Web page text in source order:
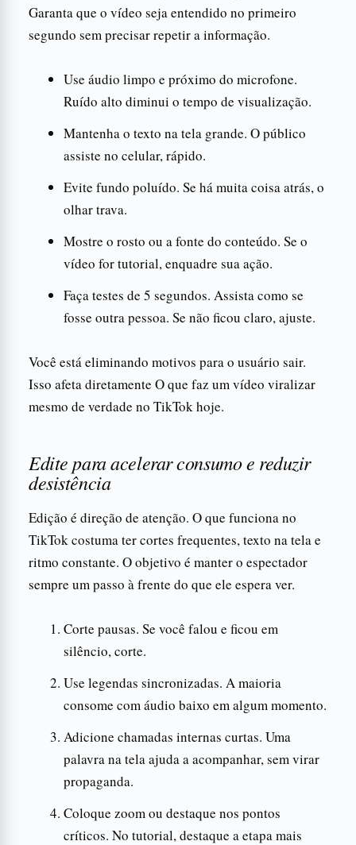
Garanta que o vídeo seja entendido no primeiro
segundo sem precisar repetir a informação.
Use áudio limpo e próximo do microfone.
Ruído alto diminui o tempo de visualização.
Mantenha o texto na tela grande. O público
assiste no celular, rápido.
Evite fundo poluído. Se há muita coisa atrás, o
olhar trava.
Mostre o rosto ou a fonte do conteúdo. Se o
vídeo for tutorial, enquadre sua ação.
Faça testes de 5 segundos. Assista como se
fosse outra pessoa. Se não ficou claro, ajuste.
Você está eliminando motivos para o usuário sair.
Isso afeta diretamente O que faz um vídeo viralizar
mesmo de verdade no TikTok hoje.
Edite para acelerar consumo e reduzir
desistência
Edição é direção de atenção. O que funciona no
TikTok costuma ter cortes frequentes, texto na tela e
ritmo constante. O objetivo é manter o espectador
sempre um passo à frente do que ele espera ver.
Corte pausas. Se você falou e ficou em
silêncio, corte.
Use legendas sincronizadas. A maioria
consome com áudio baixo em algum momento.
Adicione chamadas internas curtas. Uma
palavra na tela ajuda a acompanhar, sem virar
propaganda.
Coloque zoom ou destaque nos pontos
críticos. No tutorial, destaque a etapa mais